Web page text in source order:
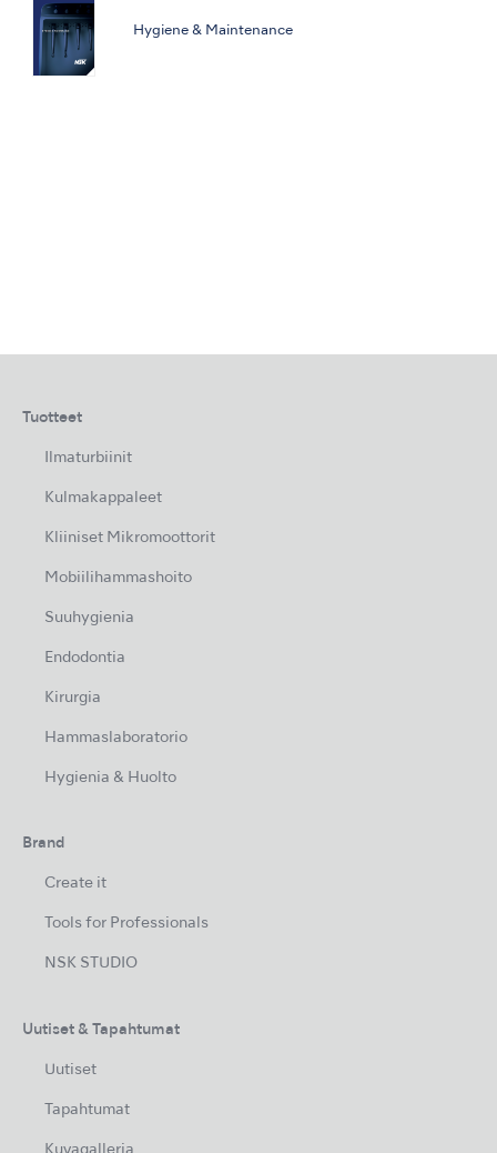
Hygiene & Maintenance
Tuotteet
Ilmaturbiinit
Kulmakappaleet
Kliiniset Mikromoottorit
Mobiilihammashoito
Suuhygienia
Endodontia
Kirurgia
Hammaslaboratorio
Hygienia & Huolto
Brand
Create it
Tools for Professionals
NSK STUDIO
Uutiset & Tapahtumat
Uutiset
Tapahtumat
Kuvagalleria